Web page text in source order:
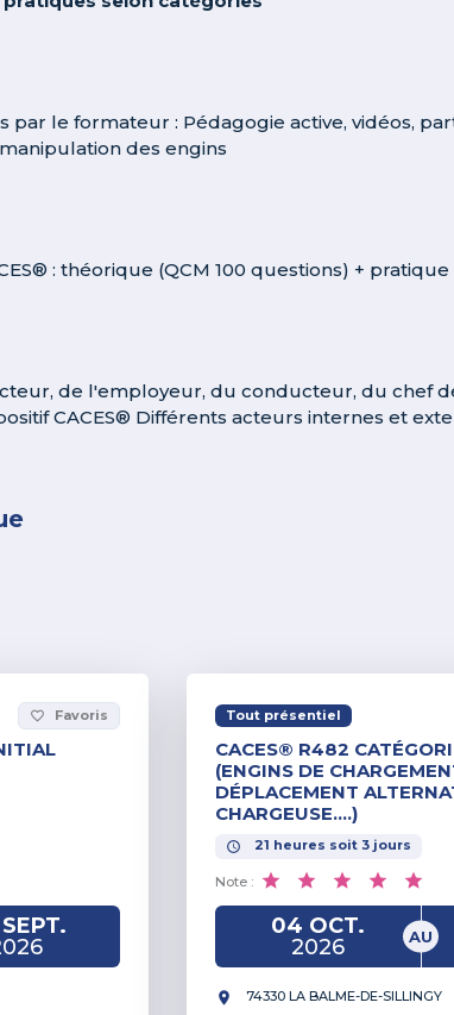
par le formateur : Pédagogie active, vidéos,
des engins
: théorique (QCM 100 questions) + pratique
de l'employeur, du conducteur, du chef
CACES® Différents acteurs internes et
favorite_border Favoris Tout présentiel
CACES® R482
(ENGINS DE
DÉPLACEMENT
CHARGEUSE….)
21 heures soit 3jours
Note :
04 OCT.
2026
AU
74330 LA BALME-DE-SILLINGY